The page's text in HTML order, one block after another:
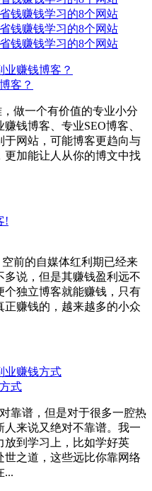
客？
做一个有价值的专业小分
钱博客、专业SEO博客、
网站，可能博客更趋向与
更加能让人从你的博文中找
前的自媒体红利期已经来
说，但是其赚钱盈利远不
个独立博客就能赚钱，只有
赚钱的，越来越多的小众
式
靠谱，但是对于很多一腔热
人来说又绝对不靠谱。我一
放到学习上，比如学好英
之道，这些远比你靠网络
...